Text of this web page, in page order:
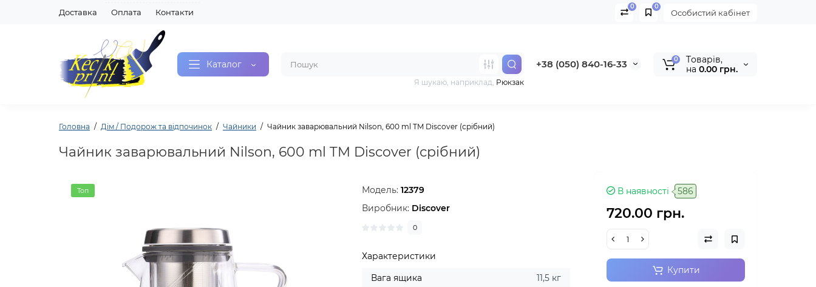
Доставка Оплата Контакти Особистий кабінет
0
0
Каталог +38 (050) 840-16-33
Я шукаю, наприклад, Рюкзак
0
Tоварів,
на 0.00 грн.
Головна Дім / Подорож та відпочинок Чайники Чайник заварювальний Nilson, 600 ml TM Discover (срібний)
Чайник заварювальний Nilson, 600 ml TM Discover (срібний)
Топ Модель:12379
Виробник: Discover
0
Характеристики
Вага ящика
11,5 кг
В наявності 586
720.00 грн.
Купити